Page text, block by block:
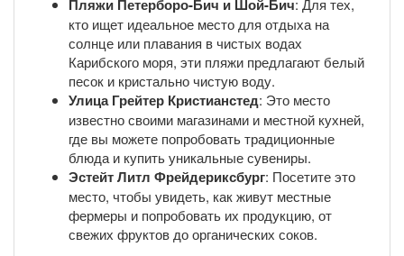
Пляжи Петерборо-Бич и Шой-Бич: Для тех,
кто ищет идеальное место для отдыха на
солнце или плавания в чистых водах
Карибского моря, эти пляжи предлагают белый
песок и кристально чистую воду.
Улица Грейтер Кристианстед: Это место
известно своими магазинами и местной кухней,
где вы можете попробовать традиционные
блюда и купить уникальные сувениры.
Эстейт Литл Фрейдериксбург: Посетите это
место, чтобы увидеть, как живут местные
фермеры и попробовать их продукцию, от
свежих фруктов до органических соков.